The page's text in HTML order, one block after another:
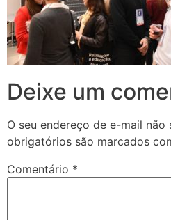
Deixe um
O seu endereço de e-mail não
obrigatórios são marcados
Comentário *